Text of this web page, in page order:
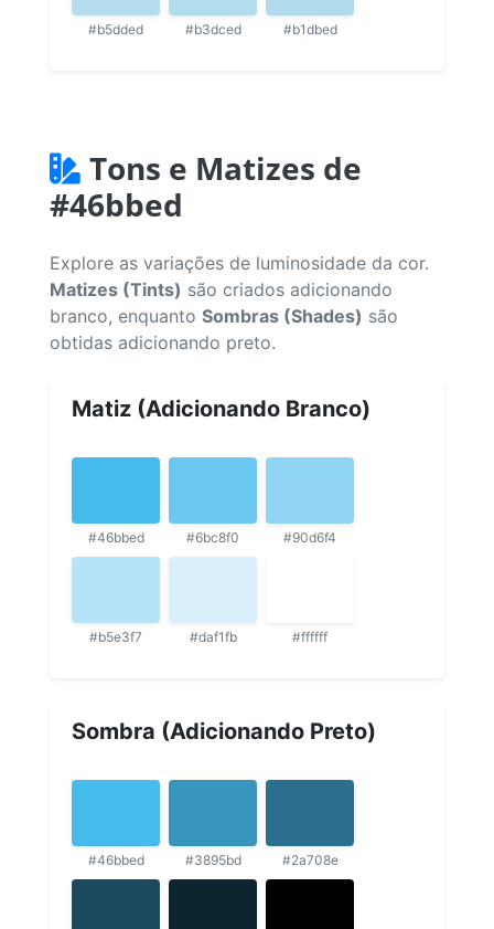
#b5dded #b3dced #b1dbed
Tons e Matizes de
#46bbed
Explore as variações de luminosidade da cor.
Matizes (Tints) são criados adicionando
branco, enquanto Sombras (Shades) são
obtidas adicionando preto.
Matiz (Adicionando Branco)
#46bbed #6bc8f0 #90d6f4
#b5e3f7 #daf1fb #ffffff
Sombra (Adicionando Preto)
#46bbed #3895bd #2a708e